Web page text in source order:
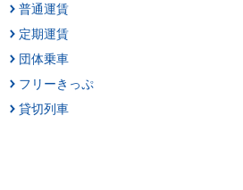
普通運賃
定期運賃
団体乗車
フリーきっぷ
貸切列車